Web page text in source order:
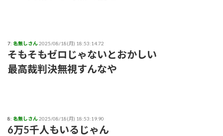
7: 名無しさん2025/08/18(月) 18:53:14.72
そもそもゼロじゃないとおかしい
最高裁判決無視すんなや
8: 名無しさん2025/08/18(月) 18:53:19.90
6万5千人もいるじゃん